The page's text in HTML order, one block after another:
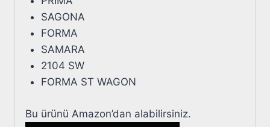
SAGONA
FORMA
SAMARA
2104 SW
FORMA ST WAGON
Bu ürünü Amazon’dan alabilirsiniz.